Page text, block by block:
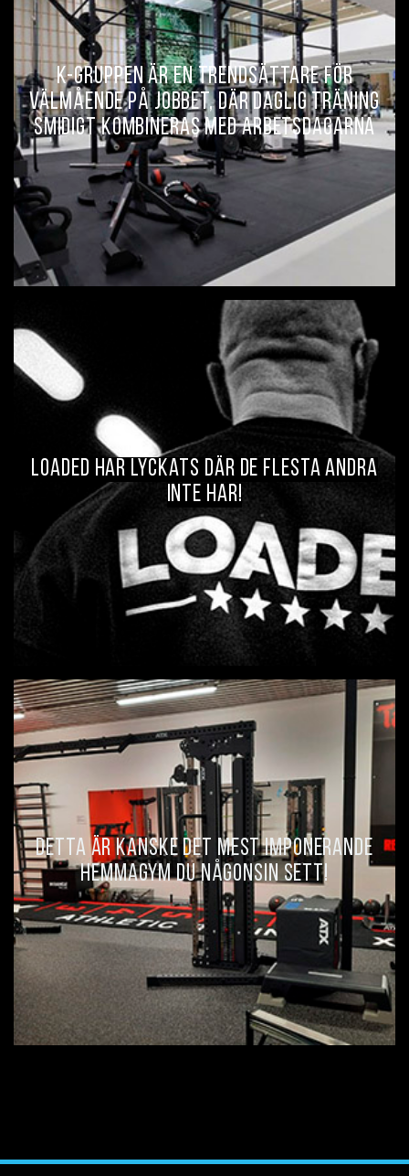
K-GRUPPEN ÄR EN TRENDSÄTTARE FÖR
VÄLMÅENDE PÅ JOBBET, DÄR DAGLIG TRÄNING
SMIDIGT KOMBINERAS MED ARBETSDAGARNA
LOADED HAR LYCKATS DÄR DE FLESTA ANDRA
INTE HAR!
DETTA ÄR KANSKE DET MEST IMPONERANDE
HEMMAGYM DU NÅGONSIN SETT!